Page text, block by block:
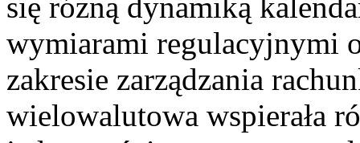
się różną dynamiką
wymiarami regulacyjnymi
zakresie zarządzania
wielowalutowa wspierała